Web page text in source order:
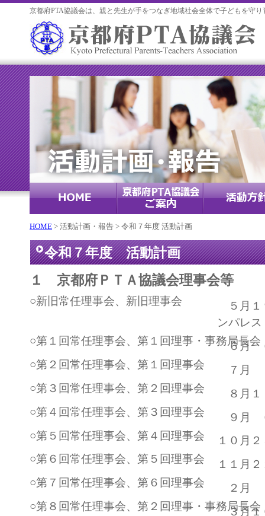
京都府PTA協議会は、親と先生が手をつなぎ地域社会全体で子どもを守
HOME > 活動計画・報告 > 令和７年度 活動計画
令和７年度 活動計画
１ 京都府ＰＴＡ協議会理事会等
○新旧常任理事会、新旧理事会
５月１
ンパレス
○第１回常任理事会、第１回理事・事務局長会
６月 ６
○第２回常任理事会、第１回理事会
７月
○第３回常任理事会、第２回理事会
８月１
○第４回常任理事会、第３回理事会
９月
○第５回常任理事会、第４回理事会
１０月
○第６回常任理事会、第５回理事会
１１月
○第７回常任理事会、第６回理事会
２月
○第８回常任理事会、第２回理事・事務局長会
３月１